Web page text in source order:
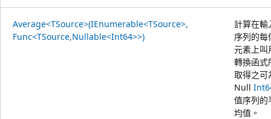
Average<TSource>(IEnumerable<TSource>,
Func<TSource,Nullable<Int64>>)
計算在輸
序列的每
元素上叫
轉換函式
取得之可
Null
值序列的
均值。